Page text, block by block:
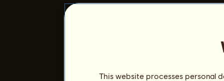
This website processes personal